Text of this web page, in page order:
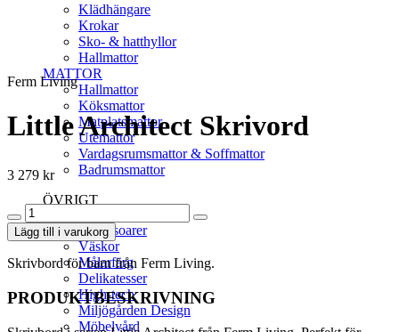
Klädhängare
Krokar
Sko- & hatthyllor
Hallmattor
MATTOR
Hallmattor
Köksmattor
Matplatsmattor
Utemattor
Vardagsrumsmattor & Soffmattor
Badrumsmattor
ÖVRIGT
Accessoarer
Väskor
Målarfärg
Delikatesser
High-tech
Miljögården Design
Möbelvård
Perfekt för barnens lek- och pysselhörna!
Ferm Living
Little Architect Skrivord
3 279 kr
Little
Architect
Skrivord
mängd
Lägg till i varukorg
Skrivbord för barn från Ferm Living.
PRODUKTBESKRIVNING